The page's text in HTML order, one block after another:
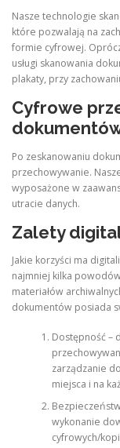
Nasze technologie
które pozwalają na
formie cyfrowej.
usługi skanowania
plakaty, przy
Cyfrowe
Po zeskanowaniu
przechowywanie.
wyposażone w
utracie danych.
Zalety
Jakie korzyści ma
najmniej kilka
materiałów
dokumentów posiada
Dostępność –
zarządzanie
miejsca i na
wykonanie
cyfrowych/